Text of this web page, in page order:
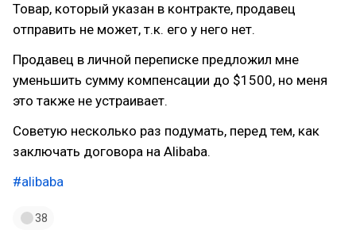
Товар, который указан в контракте, продавец
отправить не может, т.к. его у него нет.
Продавец в личной переписке предложил мне
уменьшить сумму компенсации до $1500, но меня
это также не устраивает.
Советую несколько раз подумать, перед тем, как
заключать договора на Alibaba.
#alibaba
38